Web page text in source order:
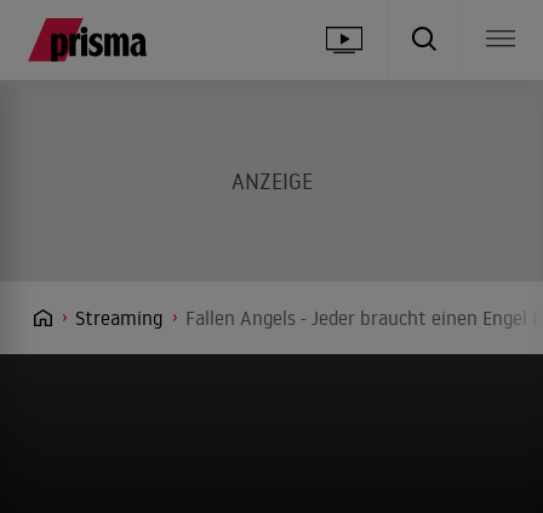
Streaming Fallen Angels - Jeder braucht einen